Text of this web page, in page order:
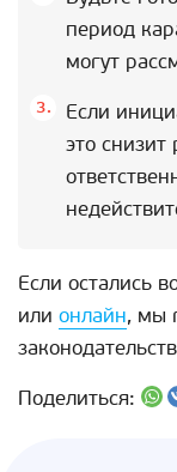
период
могут
Если
это снизит
Если остались
или онлайн, мы
Поделиться: